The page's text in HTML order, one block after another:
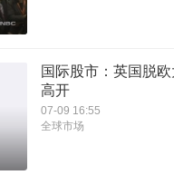
国际股市：英国脱
高开
07-09 16:55
全球市场